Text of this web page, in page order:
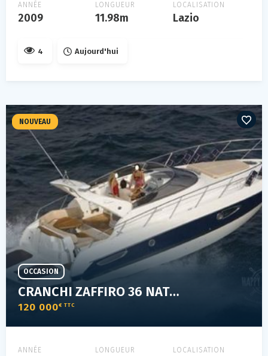
ANNÉE
2009
LONGUEUR
11.98m
LOCALISATION
Lazio
4 Aujourd'hui
CRANCHI ZAFFIRO 36 NATANTE
120 000€ TTC
OCCASION
ANNÉE LONGUEUR LOCALISATION
NOUVEAU